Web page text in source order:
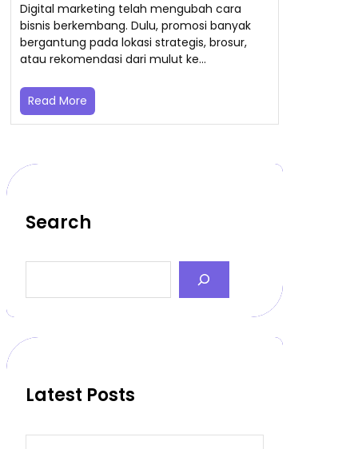
Digital marketing telah mengubah cara
bisnis berkembang. Dulu, promosi banyak
bergantung pada lokasi strategis, brosur,
atau rekomendasi dari mulut ke…
Read More
Search
a
c
Latest Posts